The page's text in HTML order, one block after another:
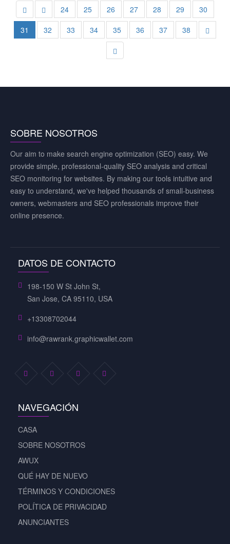
24 25 26 27 28 29
30
31
32 33 34 35 36 37 38
SOBRE NOSOTROS
Our aim to make search engine optimization (SEO) easy. We
provide simple, professional-quality SEO analysis and critical
SEO monitoring for websites. By making our tools intuitive and
easy to understand, we've helped thousands of small-business
owners, webmasters and SEO professionals improve their
online presence.
DATOS DE CONTACTO
198-150 W St John St,
San Jose, CA 95110, USA
+13308702044
info@rawrank.graphicwallet.com
NAVEGACIÓN
CASA
SOBRE NOSOTROS
AWUX
QUÉ HAY DE NUEVO
TÉRMINOS Y CONDICIONES
POLÍTICA DE PRIVACIDAD
ANUNCIANTES